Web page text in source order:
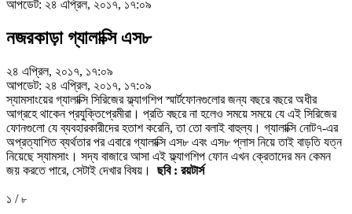
আপডেট: ২৪ এপ্রিল, ২০১৭, ১৭:০৯
নজরকাড়া গ্যালাক্সি এস৮
২৪ এপ্রিল, ২০১৭, ১৭:০৯
আপডেট: ২৪ এপ্রিল, ২০১৭, ১৭:০৯
স্যামসাংয়ের গ্যালাক্সি সিরিজের ফ্ল্যাগশিপ স্মার্টফোনগুলোর জন্য বছরে বছরে অধীর
আগ্রহে থাকেন প্রযুক্তিপ্রেমীরা। প্রতি বছরে না হলেও সময়ে সময়ে যে এই সিরিজের
ফোনগুলো যে ব্যবহারকারীদের হতাশ করেনি, তা তো বলাই বাহুল্য। গ্যালাক্সি নোট৭-এর
অপ্রত্যাশিত ব্যর্থতার পর এবারে গ্যালাক্সি এস৮ এবং এস৮ প্লাস নিয়ে তাই বাড়তি যত্ন
নিয়েছে স্যামসাং। সদ্য বাজারে আসা এই ফ্ল্যাগশিপ ফোন এখন ক্রেতাদের মন কেমন
জয় করতে পারে, সেটাই দেখার বিষয়। ছবি : রয়টার্স
১ / ৮